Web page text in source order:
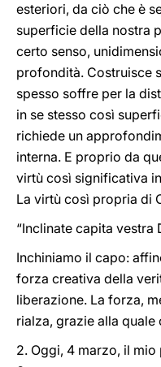
esteriori, da ciò che è
superficie della nostra
certo senso,
profondità. Costruisce
spesso soffre per la
in se stesso così
richiede un
interna. E proprio da
virtù così significativa
La virtù così propria di
“Inclinate capita vestra
Inchiniamo il capo:
forza creativa della
liberazione. La forza,
rialza, grazie alla quale
2. Oggi, 4 marzo, il